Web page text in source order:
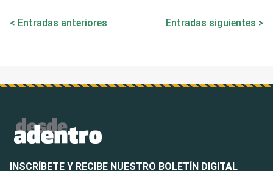
Navegación
Entradas anteriores Entradas siguientes
INSCRÍBETE Y RECIBE NUESTRO BOLETÍN DIGITAL